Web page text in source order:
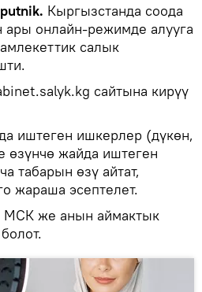
Кыргызстанда соода
ары онлайн-режимде алууга
салык
сайтына кирүү
иштеген ишкерлер (дүкөн,
өзүнчө жайда иштеген
табарын өзү айтат,
жараша эсептелет.
же анын аймактык